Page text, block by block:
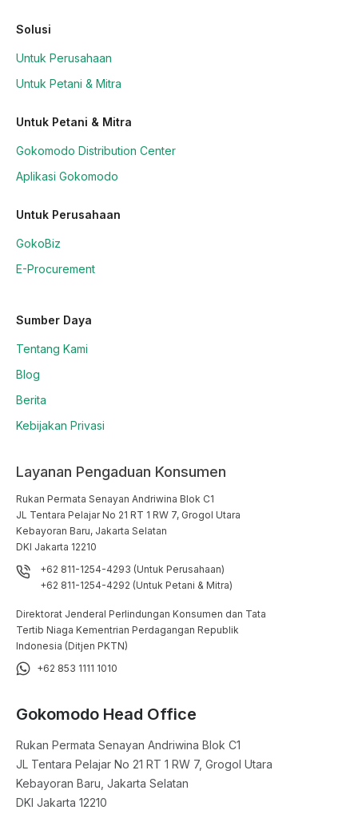
Solusi
Untuk Perusahaan
Untuk Petani & Mitra
Untuk Petani & Mitra
Gokomodo Distribution Center
Aplikasi Gokomodo
Untuk Perusahaan
GokoBiz
E-Procurement
Sumber Daya
Tentang Kami
Blog
Berita
Kebijakan Privasi
Layanan Pengaduan Konsumen
Rukan Permata Senayan Andriwina Blok C1
JL Tentara Pelajar No 21 RT 1 RW 7, Grogol Utara
Kebayoran Baru, Jakarta Selatan
DKI Jakarta 12210
+62 811-1254-4293 (Untuk Perusahaan)
+62 811-1254-4292 (Untuk Petani & Mitra)
Direktorat Jenderal Perlindungan Konsumen dan Tata
Tertib Niaga Kementrian Perdagangan Republik
Indonesia (Ditjen PKTN)
+62 853 1111 1010
Gokomodo Head Office
Rukan Permata Senayan Andriwina Blok C1
JL Tentara Pelajar No 21 RT 1 RW 7, Grogol Utara
Kebayoran Baru, Jakarta Selatan
DKI Jakarta 12210